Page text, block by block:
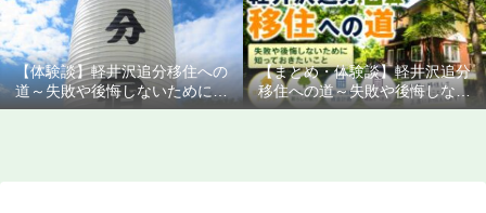
【体験談】軽井沢追分移住への
道～失敗や後悔しないために知
っておきたいこと
【まとめ・体験談】軽井沢追分
移住への道～失敗や後悔しない
ために知っておきたいこと